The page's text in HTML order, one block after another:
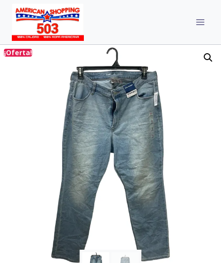
¡Oferta!